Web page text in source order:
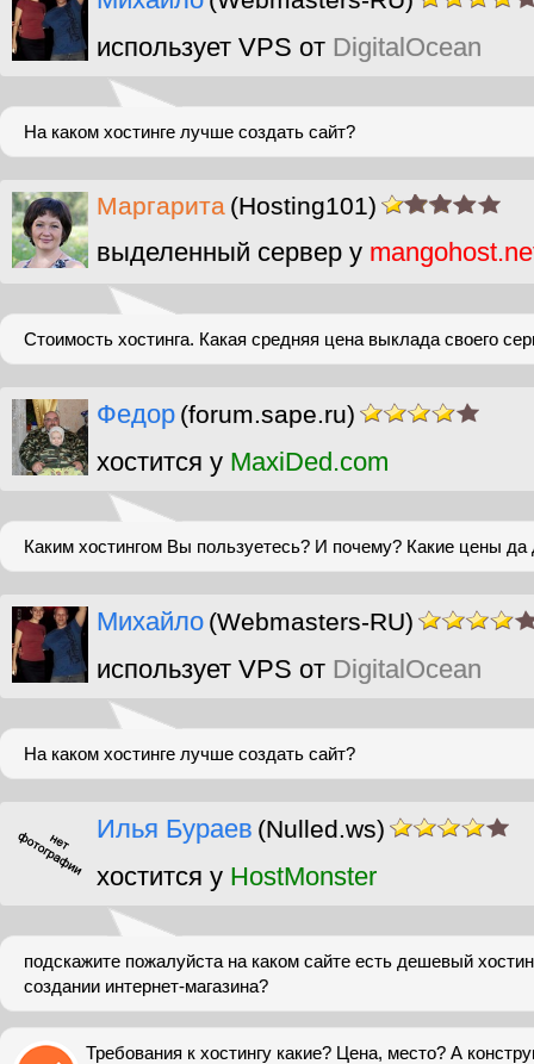
использует VPS от DigitalOcean
На каком хостинге лучше создать сайт?
Маргарита (Hosting101)
выделенный сервер у
Стоимость хостинга. Какая средняя цена выклада своего
Федор (forum.sape.ru)
хостится у MaxiDed.com
Каким хостингом Вы пользуетесь? И почему? Какие цены
Михайло (Webmasters-RU)
использует VPS от DigitalOcean
На каком хостинге лучше создать сайт?
Илья Бураев (Nulled.ws)
хостится у HostMonster
подскажите пожалуйста на каком сайте есть дешевый
создании интернет-магазина?
Требования к хостингу какие? Цена, место? А